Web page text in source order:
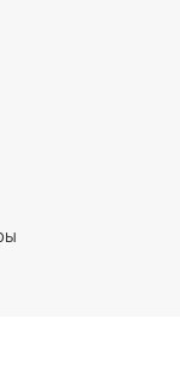
этой чудесной
и будет отличным
рождественских
15см.
шары